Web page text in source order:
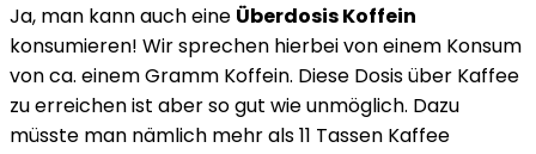
Ja, man kann auch eine Überdosis Koffein
konsumieren! Wir sprechen hierbei von einem Konsum
von ca. einem Gramm Koffein. Diese Dosis über Kaffee
zu erreichen ist aber so gut wie unmöglich. Dazu
müsste man nämlich mehr als 11 Tassen Kaffee